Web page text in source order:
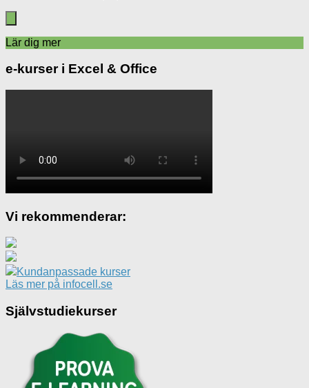
Lär dig mer
e-kurser i Excel & Office
Vi rekommenderar:
Kundanpassade kurser
Läs mer på infocell.se
Självstudiekurser